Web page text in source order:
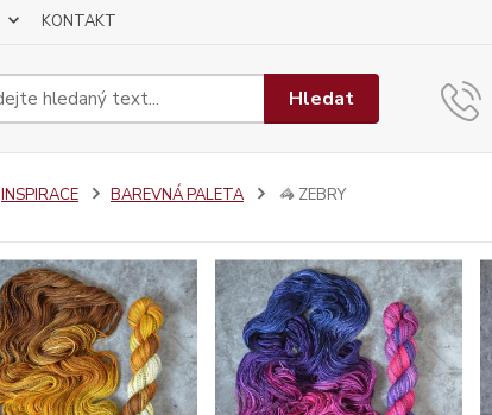
KONTAKT
Hledat
INSPIRACE BAREVNÁ PALETA 🦓 ZEBRY